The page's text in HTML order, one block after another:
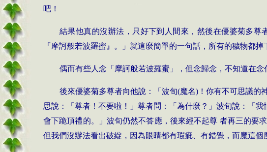
吧！
結果他真的沒辦法，只好下到人間來，然後在優婆菊多尊
『摩訶般若波羅蜜』。」就這麼簡單的一句話，所有的穢物都掉
偶而有些人念「摩訶般若波羅蜜」，但念歸念，不知道在念
後來優婆菊多尊者向他說：「波旬(魔名)！你有不可思議的
思說：「尊者！不要啦！」 尊者問：「為什麼？」波旬說：「我
會下跪頂禮的。」波旬仍然不答應，後來經不起尊 者再三的要
但我們沒辦法看出破綻，因為眼睛都有瑕疵、有錯覺，而魔這個